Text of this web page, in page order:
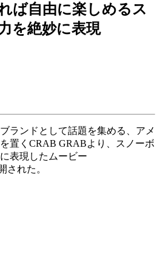
ば自由に楽しめるス
を絶妙に表現
ランドとして話題を集める、アメ
置くCRAB GRABより、スノーボ
表現したムービー
された。